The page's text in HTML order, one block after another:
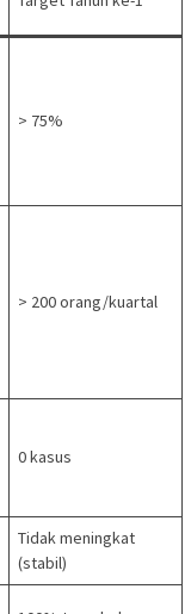
> 75%
> 200 orang/kuartal
0 kasus
Tidak meningkat
(stabil)